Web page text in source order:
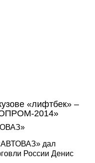
«лифтбек» –
2014»
дал
России Денис